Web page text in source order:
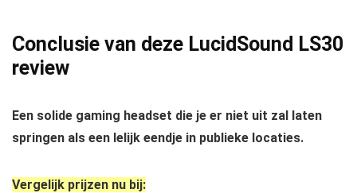
Conclusie van deze LucidSound LS30
review
Een solide gaming headset die je er niet uit zal laten
springen als een lelijk eendje in publieke locaties.
Vergelijk prijzen nu bij: